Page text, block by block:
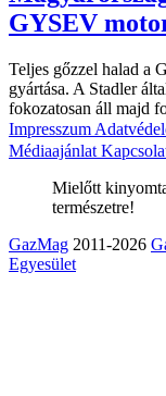
GYSEV
Teljes gőzzel halad a
gyártása. A Stadler
fokozatosan áll majd
Impresszum
Médiaajánlat
Mielőtt
természetre!
GazMag 2011-2026
Egyesület